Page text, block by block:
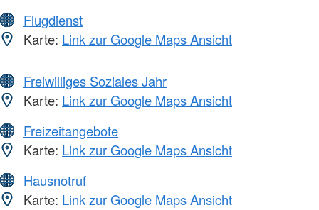
Flugdienst
Karte: Link zur Google Maps Ansicht
Freiwilliges Soziales Jahr
Karte: Link zur Google Maps Ansicht
Freizeitangebote
Karte: Link zur Google Maps Ansicht
Hausnotruf
Karte: Link zur Google Maps Ansicht